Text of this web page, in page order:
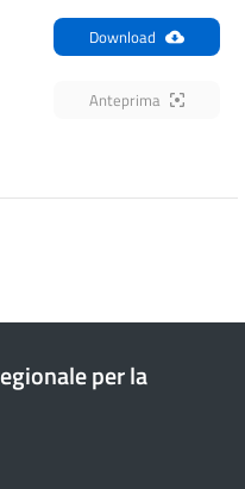
Download
Anteprima
per la